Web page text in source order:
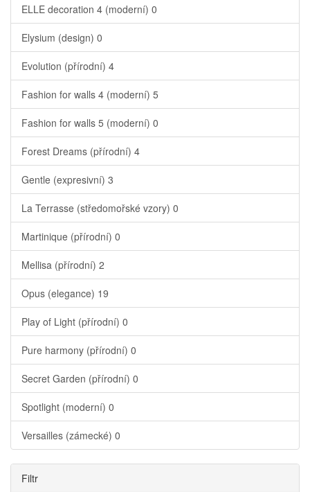
ELLE decoration 4 (moderní) 0
Elysium (design) 0
Evolution (přírodní) 4
Fashion for walls 4 (moderní) 5
Fashion for walls 5 (moderní) 0
Forest Dreams (přírodní) 4
Gentle (expresivní) 3
La Terrasse (středomořské vzory) 0
Martinique (přírodní) 0
Mellisa (přírodní) 2
Opus (elegance) 19
Play of Light (přírodní) 0
Pure harmony (přírodní) 0
Secret Garden (přírodní) 0
Spotlight (moderní) 0
Versailles (zámecké) 0
Filtr